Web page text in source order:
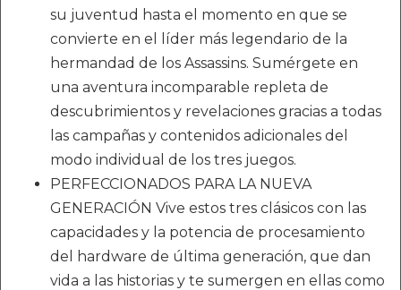
su juventud hasta el momento en que se
convierte en el líder más legendario de la
hermandad de los Assassins. Sumérgete en
una aventura incomparable repleta de
descubrimientos y revelaciones gracias a todas
las campañas y contenidos adicionales del
modo individual de los tres juegos.
PERFECCIONADOS PARA LA NUEVA
GENERACIÓN Vive estos tres clásicos con las
capacidades y la potencia de procesamiento
del hardware de última generación, que dan
vida a las historias y te sumergen en ellas como